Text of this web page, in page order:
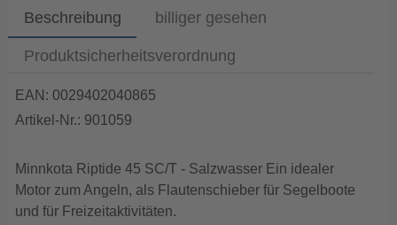
Beschreibung billiger gesehen
Produktsicherheitsverordnung
EAN: 0029402040865
Artikel-Nr.: 901059
Minnkota Riptide 45 SC/T - Salzwasser Ein idealer
Motor zum Angeln, als Flautenschieber für Segelboote
und für Freizeitaktivitäten.